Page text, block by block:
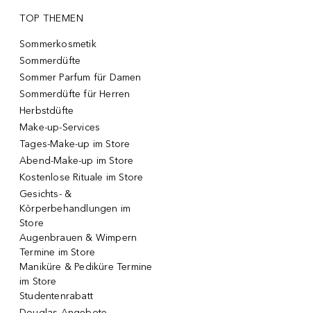
TOP THEMEN
Sommerkosmetik
Sommerdüfte
Sommer Parfum für Damen
Sommerdüfte für Herren
Herbstdüfte
Make-up-Services
Tages-Make-up im Store
Abend-Make-up im Store
Kostenlose Rituale im Store
Gesichts- &
Körperbehandlungen im
Store
Augenbrauen & Wimpern
Termine im Store
Maniküre & Pediküre Termine
im Store
Studentenrabatt